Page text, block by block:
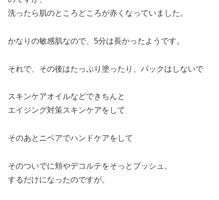
洗ったら肌のところどころが赤くなっていました。
かなりの敏感肌なので、5分は長かったようです。
それで、その後はたっぷり塗ったり、パックはしないで
スキンケアオイルなどできちんと
エイジング対策スキンケアをして
そのあとニベアでハンドケアをして
そのついでに頬やデコルテをそっとプッシュ。
するだけになったのですが。